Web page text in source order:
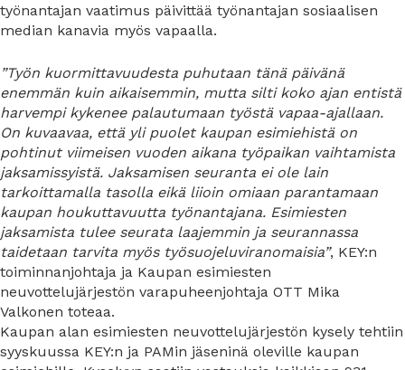
työnantajan vaatimus päivittää työnantajan sosiaalisen
median kanavia myös vapaalla.
”Työn kuormittavuudesta puhutaan tänä päivänä
enemmän kuin aikaisemmin, mutta silti koko ajan entistä
harvempi kykenee palautumaan työstä vapaa-ajallaan.
On kuvaavaa, että yli puolet kaupan esimiehistä on
pohtinut viimeisen vuoden aikana työpaikan vaihtamista
jaksamissyistä. Jaksamisen seuranta ei ole lain
tarkoittamalla tasolla eikä liioin omiaan parantamaan
kaupan houkuttavuutta työnantajana. Esimiesten
jaksamista tulee seurata laajemmin ja seurannassa
taidetaan tarvita myös työsuojeluviranomaisia”, KEY:n
toiminnanjohtaja ja Kaupan esimiesten
neuvottelujärjestön varapuheenjohtaja OTT Mika
Valkonen toteaa.
Kaupan alan esimiesten neuvottelujärjestön kysely tehtiin
syyskuussa KEY:n ja PAMin jäseninä oleville kaupan